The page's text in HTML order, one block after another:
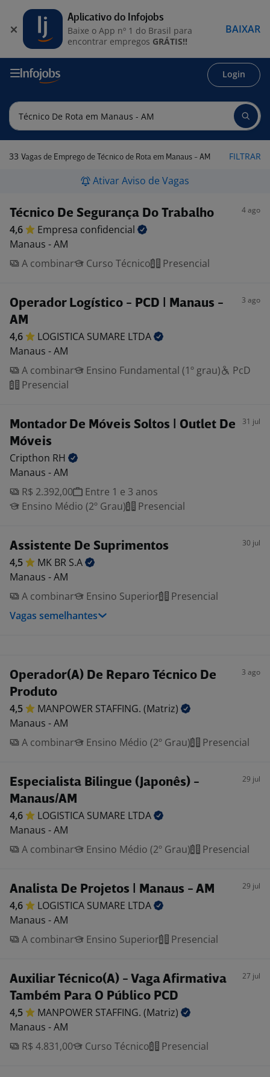
Login
33 Vagas de Emprego de Técnico de Rota em Manaus - AM FILTRAR
Ativar Aviso de Vagas
Técnico De Segurança Do Trabalho 4 ago
4,6 Empresa confidencial
Manaus - AM
A combinar
Curso Técnico Presencial
Operador Logístico - PCD | Manaus -
AM
3 ago
4,6 LOGISTICA SUMARE LTDA
Manaus - AM
A combinar
Ensino Fundamental (1º grau)
PcD
Presencial
Montador De Móveis Soltos | Outlet De
Móveis
31 jul
Cripthon RH
Manaus - AM
R$ 2.392,00
Entre 1 e 3 anos
Ensino Médio (2º Grau)
Presencial
Assistente De Suprimentos 30 jul
4,5 MK BR S.A
Manaus - AM
A combinar
Ensino Superior
Presencial
Vagas semelhantes
Operador(A) De Reparo Técnico De
Produto
3 ago
4,5 MANPOWER STAFFING. (Matriz)
Manaus - AM
A combinar
Ensino Médio (2º Grau) Presencial
Especialista Bilingue (Japonês) -
Manaus/AM
29 jul
4,6 LOGISTICA SUMARE LTDA
Manaus - AM
A combinar
Ensino Médio (2º Grau) Presencial
Analista De Projetos | Manaus - AM 29 jul
4,6 LOGISTICA SUMARE LTDA
Manaus - AM
A combinar
Ensino Superior Presencial
Auxiliar Técnico(A) - Vaga Afirmativa
Também Para O Público PCD
27 jul
4,5 MANPOWER STAFFING. (Matriz)
Manaus - AM
R$ 4.831,00
Curso Técnico Presencial
Aplicativo do Infojobs
Baixe o App nº 1 do Brasil para
encontrar empregos GRÁTIS!!
BAIXAR